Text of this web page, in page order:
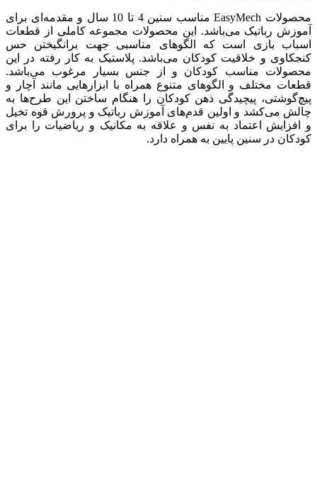
محصولات EasyMech مناسب سنین 4 تا 10 سال و مقدمه‌ای برای
آموزش رباتیک می‌باشد. این محصولات مجموعه کاملی از قطعات
اسباب بازی است که الگوهای مناسبی جهت برانگیختن حس
کنجکاوی و خلاقیت کودکان می‌باشد. پلاستیک به کار رفته در این
محصولات مناسب کودکان و از جنس بسیار مرغوب می‌باشد.
قطعات مختلف و الگوهای متنوع همراه با ابزارهایی مانند آچار و
پیچ‌گوشتی، پیچیدگی ذهن کودکان را هنگام ساختن این طرح‌ها به
چالش می‌کشد و اولین قدم‌های آموزش رباتیک و پرورش قوه تخیل
و افزایش اعتماد به نفس و علاقه به مکانیک و ریاضیات را برای
کودکان در سنین پایین به همراه دارد.